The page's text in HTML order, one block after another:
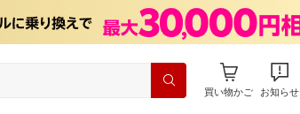
買い物かご お知らせ